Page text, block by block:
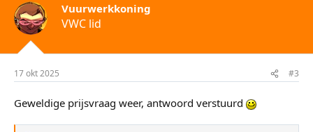
Vuurwerkkoning
VWC lid
17 okt 2025 #3
Geweldige prijsvraag weer, antwoord verstuurd